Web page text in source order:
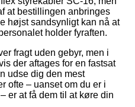
at bestillingen anbringes
højst sandsynligt kan nå at
holder fyraften.
fragt uden gebyr, men i
der aftages for en fastsat
udse dig den mest
ofte – uanset om du er i
er at få dem til at køre din